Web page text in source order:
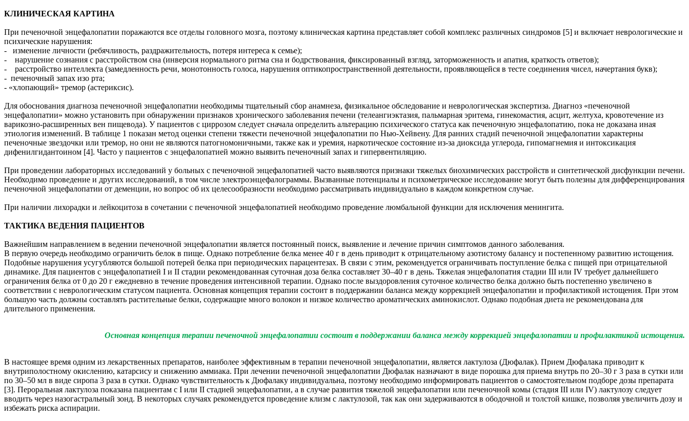
КЛИНИЧЕСКАЯ КАРТИНА
При печеночной энцефалопатии поражаются все отделы головного мозга, поэтому клиническая картина представляет собой комплекс различных синдромов [5] и включает неврологические и
психические нарушения:
- изменение личности (ребячливость, раздражительность, потеря интереса к семье);
- нарушение сознания с расстройством сна (инверсия нормального ритма сна и бодрствования, фиксированный взгляд, заторможенность и апатия, краткость ответов);
- расстройство интеллекта (замедленность речи, монотонность голоса, нарушения оптикопространственной деятельности, проявляющейся в тесте соединения чисел, начертания букв);
- печеночный запах изо рта;
- «хлопающий» тремор (астериксис).
Для обоснования диагноза печеночной энцефалопатии необходимы тщательный сбор анамнеза, физикальное обследование и неврологическая экспертиза. Диагноз «печеночной
энцефалопатии» можно установить при обнаружении признаков хронического заболевания печени (телеангиэктазия, пальмарная эритема, гинекомастия, асцит, желтуха, кровотечение из
варикозно-расширенных вен пищевода). У пациентов с циррозом следует сначала определить альтерацию психического статуса как печеночную энцефалопатию, пока не доказана иная
этиология изменений. В таблице 1 показан метод оценки степени тяжести печеночной энцефалопатии по Нью-Хейвену. Для ранних стадий печеночной энцефалопатии характерны
печеночные звездочки или тремор, но они не являются патогномоничными, также как и уремия, наркотическое состояние из-за диоксида углерода, гипомагнемия и интоксикация
дифенилгидантоином [4]. Часто у пациентов с энцефалопатией можно выявить печеночный запах и гипервентиляцию.
При проведении лабораторных исследований у больных с печеночной энцефалопатией часто выявляются признаки тяжелых биохимических расстройств и синтетической дисфункции печени.
Необходимо проведение и других исследований, в том числе электроэнцефалограммы. Вызванные потенциалы и психометрическое исследование могут быть полезны для дифференцирования
печеночной энцефалопатии от деменции, но вопрос об их целесообразности необходимо рассматривать индивидуально в каждом конкретном случае.
При наличии лихорадки и лейкоцитоза в сочетании с печеночной энцефалопатией необходимо проведение люмбальной функции для исключения менингита.
ТАКТИКА ВЕДЕНИЯ ПАЦИЕНТОВ
Важнейшим направлением в ведении печеночной энцефалопатии является постоянный поиск, выявление и лечение причин симптомов данного заболевания.
В первую очередь необходимо ограничить белок в пище. Однако потребление белка менее 40 г в день приводит к отрицательному азотистому балансу и постепенному развитию истощения.
Подобные нарушения усугубляются большой потерей белка при периодических парацентезах. В связи с этим, рекомендуется ограничивать поступление белка с пищей при отрицательной
динамике. Для пациентов с энцефалопатией I и II стадии рекомендованная суточная доза белка составляет 30–40 г в день. Тяжелая энцефалопатия стадии III или IV требует дальнейшего
ограничения белка от 0 до 20 г ежедневно в течение проведения интенсивной терапии. Однако после выздоровления суточное количество белка должно быть постепенно увеличено в
соответствии с неврологическим статусом пациента. Основная концепция терапии состоит в поддержании баланса между коррекцией энцефалопатии и профилактикой истощения. При этом
большую часть должны составлять растительные белки, содержащие много волокон и низкое количество ароматических аминокислот. Однако подобная диета не рекомендована для
длительного применения.
Основная концепция терапии печеночной энцефалопатии состоит в поддержании баланса между коррекцией энцефалопатии и профилактикой истощения.
В настоящее время одним из лекарственных препаратов, наиболее эффективным в терапии печеночной энцефалопатии, является лактулоза (Дюфалак). Прием Дюфалака приводит к
внутриполостному окислению, катарсису и снижению аммиака. При лечении печеночной энцефалопатии Дюфалак назначают в виде порошка для приема внутрь по 20–30 г 3 раза в сутки или
по 30–50 мл в виде сиропа 3 раза в сутки. Однако чувствительность к Дюфалаку индивидуальна, поэтому необходимо информировать пациентов о самостоятельном подборе дозы препарата
[3]. Пероральная лактулоза показана пациентам с I или II стадией энцефалопатии, а в случае развития тяжелой энцефалопатии или печеночной комы (стадия III или IV) лактулозу следует
вводить через назогастральный зонд. В некоторых случаях рекомендуется проведение клизм с лактулозой, так как они задерживаются в ободочной и толстой кишке, позволяя увеличить дозу и
избежать риска аспирации.